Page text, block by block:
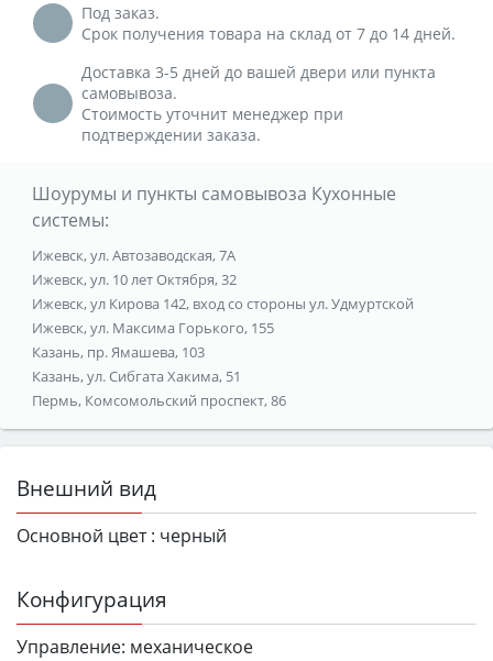
Под заказ.
Срок получения товара на склад от 7 до 14 дней.
Доставка 3-5 дней до вашей двери или пункта
самовывоза.
Стоимость уточнит менеджер при
подтверждении заказа.
Шоурумы и пункты самовывоза Кухонные
системы:
Ижевск, ул. Автозаводская, 7А
Ижевск, ул. 10 лет Октября, 32
Ижевск, ул Кирова 142, вход со стороны ул. Удмуртской
Ижевск, ул. Максима Горького, 155
Казань, пр. Ямашева, 103
Казань, ул. Сибгата Хакима, 51
Пермь, Комсомольский проспект, 86
Внешний вид
Основной цвет : черный
Конфигурация
Управление: механическое